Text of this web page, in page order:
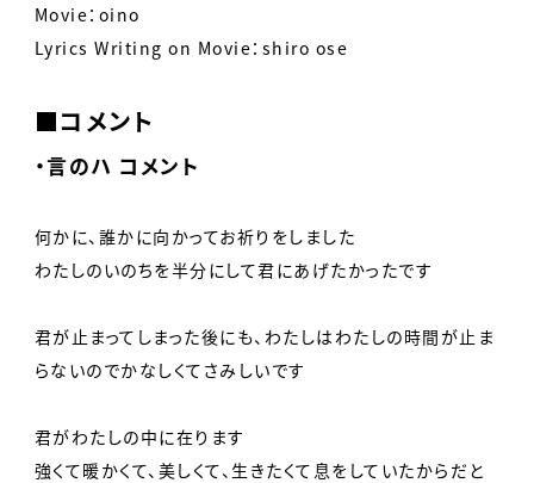
Movie：oino
Lyrics Writing on Movie：shiro ose
■コメント
・言のハ コメント
何かに、誰かに向かってお祈りをしました
わたしのいのちを半分にして君にあげたかったです
君が止まってしまった後にも、わたしはわたしの時間が止ま
らないのでかなしくてさみしいです
君がわたしの中に在ります
強くて暖かくて、美しくて、生きたくて息をしていたからだと